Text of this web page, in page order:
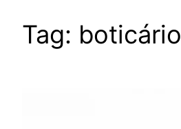
Tag: boticário